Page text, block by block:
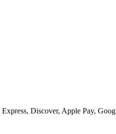
Discover, Apple Pay,